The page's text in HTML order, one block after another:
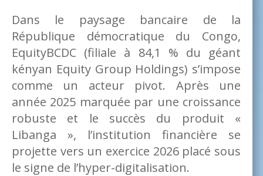
Dans le paysage bancaire de la
République démocratique du Congo,
EquityBCDC (filiale à 84,1 % du géant
kényan Equity Group Holdings) s’impose
comme un acteur pivot. Après une
année 2025 marquée par une croissance
robuste et le succès du produit «
Libanga », l’institution financière se
projette vers un exercice 2026 placé sous
le signe de l’hyper-digitalisation.